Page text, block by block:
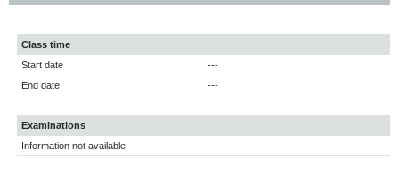
Class time
Start date
---
End date
---
Examinations
Information not available